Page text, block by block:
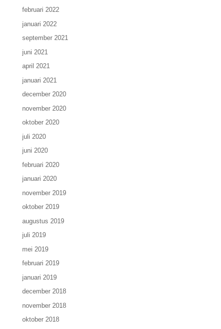
februari 2022
januari 2022
september 2021
juni 2021
april 2021
januari 2021
december 2020
november 2020
oktober 2020
juli 2020
juni 2020
februari 2020
januari 2020
november 2019
oktober 2019
augustus 2019
juli 2019
mei 2019
februari 2019
januari 2019
december 2018
november 2018
oktober 2018